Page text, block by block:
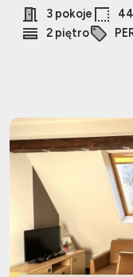
3 pokoje
2 piętro